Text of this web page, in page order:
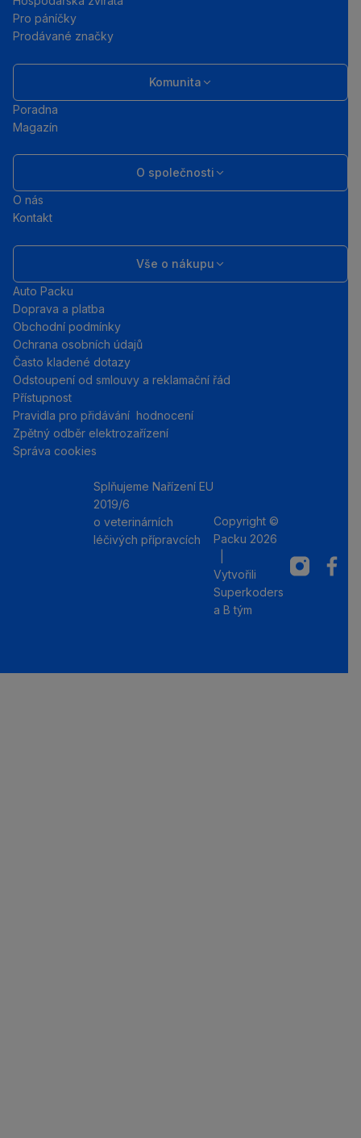
Pro páníčky
Prodávané značky
Komunita
Poradna
Magazín
O společnosti
O nás
Kontakt
Vše o nákupu
Auto Packu
Doprava a platba
Obchodní podmínky
Ochrana osobních údajů
Často kladené dotazy
Odstoupení od smlouvy a reklamační řád
Přístupnost
Pravidla pro přidávání hodnocení
Zpětný odběr elektrozařízení
Správa cookies
Splňujeme Nařízení EU
2019/6
o veterinárních
léčivých přípravcích
Copyright ©
Packu 2026
Vytvořili
Superkoders
a B tým
Instagram